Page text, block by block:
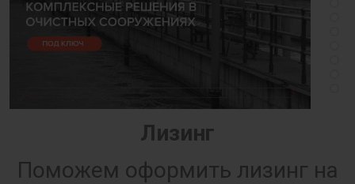
Лизинг
Поможем оформить лизинг на